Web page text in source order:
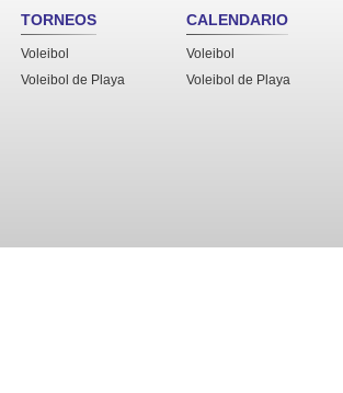
TORNEOS
Voleibol
Voleibol de Playa
CALENDARIO
Voleibol
Voleibol de Playa